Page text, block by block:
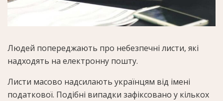
Людей попереджають про небезпечні листи, які
надходять на електронну пошту.
Листи масово надсилають українцям від імені
податкової. Подібні випадки зафіксовано у кількох